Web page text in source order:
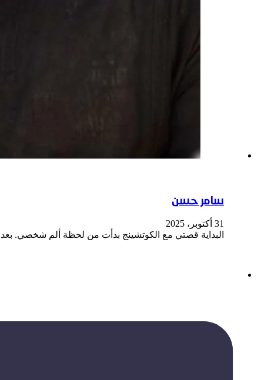
سامر حسن
31 أكتوبر، 2025
البداية قصتي مع الكوتشينج بدأت من لحظة ألم شخصي. بعد